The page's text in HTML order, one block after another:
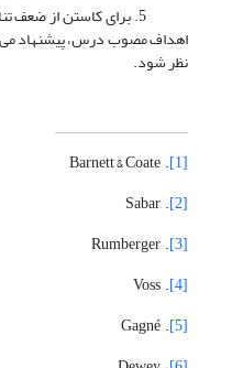
اهداف مصوب درس، پیشنهاد
نظر شود.
[1]
. Barnett & Coate
[2]
. Sabar
[3]
. Rumberger
[4]
. Voss
[5]
. Gagné